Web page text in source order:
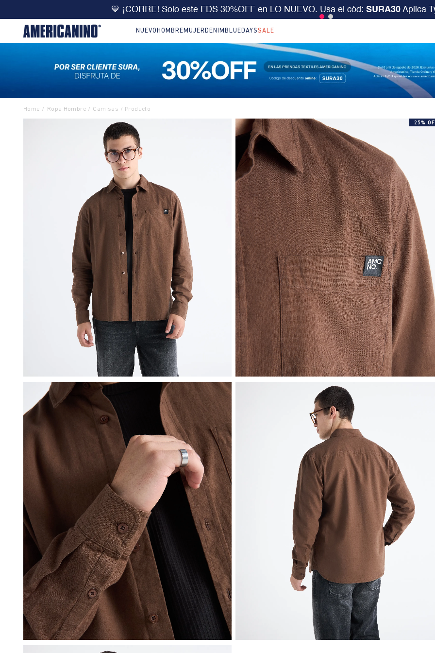
🔥DOBLE DCTO10% extra desde $199.000 ó 15% extra desde $400.000 en SALE.
NUEVO HOMBRE MUJER DENIM BLUEDAYSSALE
Ropa Hombre Camisas
25%